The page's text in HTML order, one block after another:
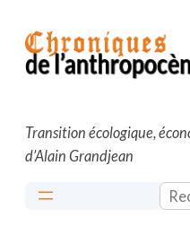
contenu
Transition écologique,
d’Alain Grandjean